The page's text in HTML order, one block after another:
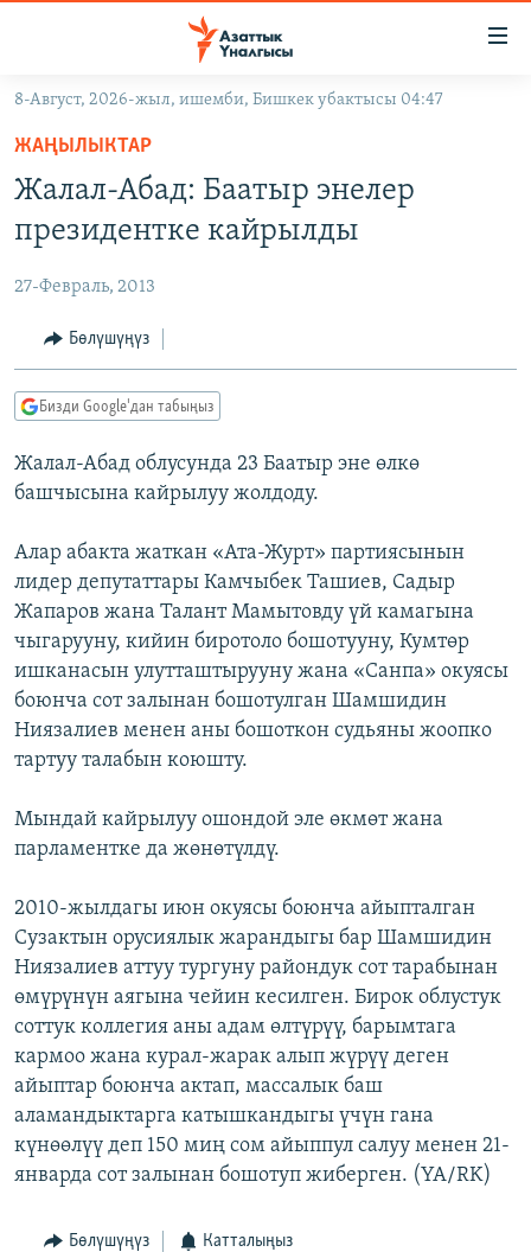
Навигацияга
өтүңүз
Издөөгө
салыңыз
ЭКОНОМИКА
МАДАНИЯТ
БОРБОР АЗИЯ
УКРАИНА
АТАЙЫН ИЛИКТӨӨ
ТВ ПРОГРАММАЛАР
ЭКСПЕРТТЕР ТАЛДАЙТ
БИЗ ЖАНА ДҮЙНӨ
ЭЖЕ-СИҢДИЛЕР
АЗАТТЫК+
ЫҢГАЙСЫЗ СУРООЛОР
ӨЗГӨЧӨ ПИКИР
Русский
ОНЛАЙН ШЕРИНЕ
ЭЕ/АРнун бардык сайттары
8-Август, 2026-жыл, ишемби, Бишкек убактысы 04:47
ЖАҢЫЛЫКТАР
Жалал-Абад: Баатыр энелер
президентке кайрылды
27-Февраль, 2013
Бөлүшүңүз
Бизди Google'дан табыңыз
Жалал-Абад облусунда 23 Баатыр эне өлкө
башчысына кайрылуу жолдоду.
Алар абакта жаткан «Ата-Журт» партиясынын
лидер депутаттары Камчыбек Ташиев, Садыр
Жапаров жана Талант Мамытовду үй камагына
чыгарууну, кийин биротоло бошотууну, Кумтөр
ишканасын улутташтырууну жана «Санпа» окуясы
боюнча сот залынан бошотулган Шамшидин
Ниязалиев менен аны бошоткон судьяны жоопко
тартуу талабын коюшту.
Мындай кайрылуу ошондой эле өкмөт жана
парламентке да жөнөтүлдү.
2010-жылдагы июн окуясы боюнча айыпталган
Сузактын орусиялык жарандыгы бар Шамшидин
Ниязалиев аттуу тургуну райондук сот тарабынан
өмүрүнүн аягына чейин кесилген. Бирок облустук
соттук коллегия аны адам өлтүрүү, барымтага
кармоо жана курал-жарак алып жүрүү деген
айыптар боюнча актап, массалык баш
аламандыктарга катышкандыгы үчүн гана
күнөөлүү деп 150 миң сом айыппул салуу менен 21-
январда сот залынан бошотуп жиберген. (YA/RK)
Бөлүшүңүз Катталыңыз